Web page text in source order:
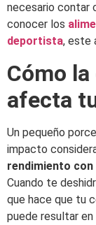
necesario contar
conocer los
deportista, este
Cómo
afecta
Un pequeño
impacto
rendimiento con
Cuando te
que hace que tu
puede resultar